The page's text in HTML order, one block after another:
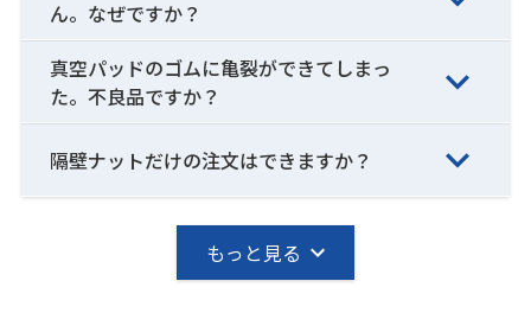
ん。なぜですか？
真空パッドのゴムに亀裂ができてしまっ
た。不良品ですか？
隔壁ナットだけの注文はできますか？
もっと見る